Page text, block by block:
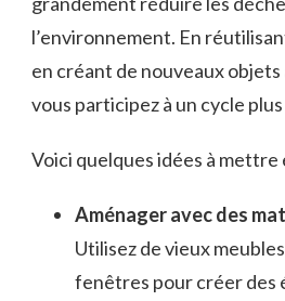
l’environnement. En
en créant de nouveaux objets
vous participez à un cycle
Voici quelques idées à
Aménager avec des
Utilisez de vieux
fenêtres pour créer des